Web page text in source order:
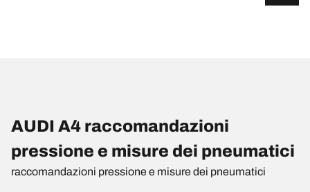
AUDI A4 raccomandazioni
pressione e misure dei pneumatici
raccomandazioni pressione e misure dei pneumatici